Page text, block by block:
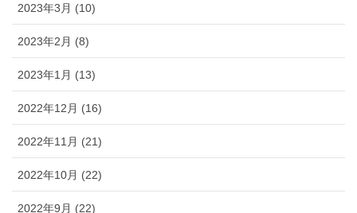
2023年3月 (10)
2023年2月 (8)
2023年1月 (13)
2022年12月 (16)
2022年11月 (21)
2022年10月 (22)
2022年9月 (22)